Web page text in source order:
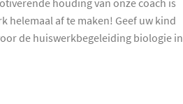
houding van onze coach is
helemaal af te maken! Geef uw kind
de huiswerkbegeleiding biologie in